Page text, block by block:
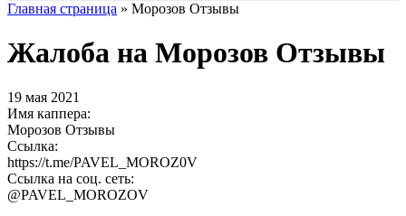
Главная страница » Морозов Отзывы
Жалоба на Морозов Отзывы
19 мая 2021
Имя каппера:
Морозов Отзывы
Ссылка:
https://t.me/PAVEL_MOROZ0V
Ссылка на соц. сеть:
@PAVEL_MOROZOV